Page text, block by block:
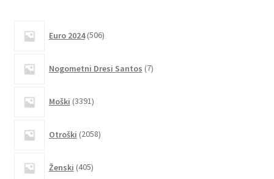
Euro 2024 506izdelkov
Nogometni Dresi Santos 7izdelkov
Moški 3391izdelkov
Otroški 2058izdelkov
Ženski 405izdelkov